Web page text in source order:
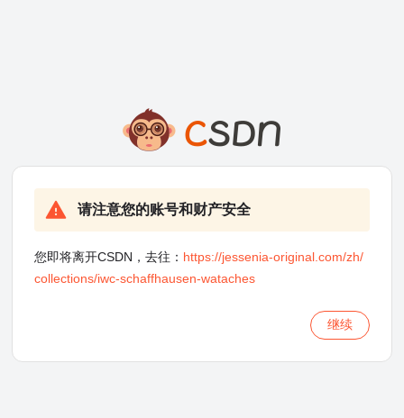
请注意您的账号和财产安全
您即将离开CSDN，去往： https://jessenia-original.com/zh/
collections/iwc-schaffhausen-wataches
继续